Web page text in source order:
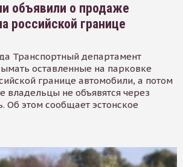
объявили о продаже
российской границе
Транспортный департамент
оставленные на парковке
границе автомобили, а потом
владельцы не объявятся через
Об этом сообщает эстонское